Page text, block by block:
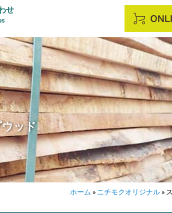
せ
ッド
ホーム » ニチモクオリジナル »